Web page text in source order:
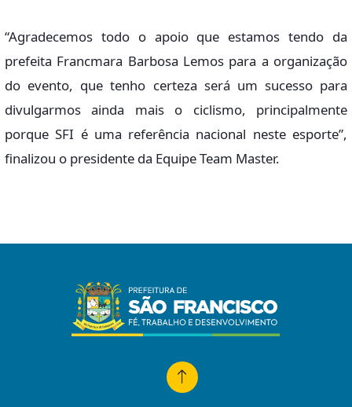
“Agradecemos todo o apoio que estamos tendo da
prefeita Francmara Barbosa Lemos para a organização
do evento, que tenho certeza será um sucesso para
divulgarmos ainda mais o ciclismo, principalmente
porque SFI é uma referência nacional neste esporte”,
finalizou o presidente da Equipe Team Master.